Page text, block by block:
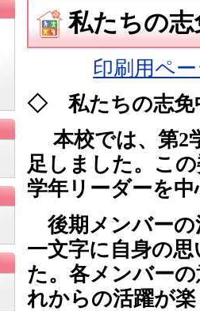
私たちの志
印刷用ペ
◇ 私たちの志免
本校では、第2
足しました。こ
学年リーダーを
後期メンバーの
一文字に自身の
た。各メンバー
れからの活躍が